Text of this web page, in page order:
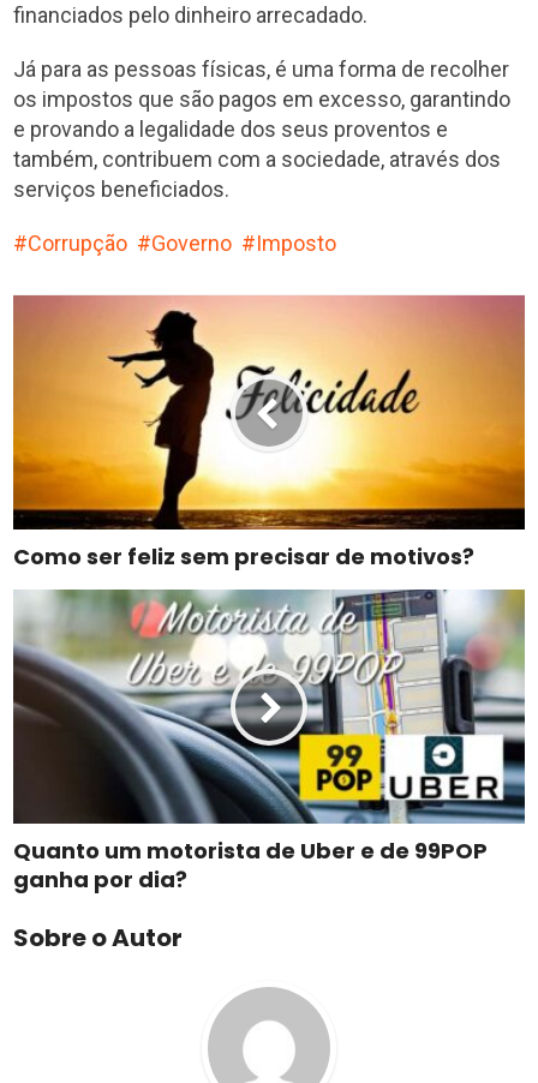
financiados pelo dinheiro arrecadado.
Já para as pessoas físicas, é uma forma de recolher
os impostos que são pagos em excesso, garantindo
e provando a legalidade dos seus proventos e
também, contribuem com a sociedade, através dos
serviços beneficiados.
Corrupção Governo Imposto
Como ser feliz sem precisar de motivos?
Quanto um motorista de Uber e de 99POP
ganha por dia?
Sobre o Autor